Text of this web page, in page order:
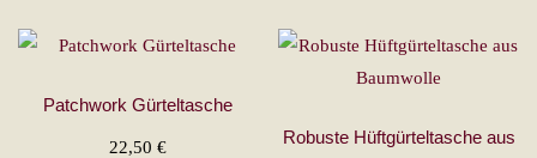
Patchwork Gürteltasche
22,50€
Robuste Hüftgürteltasche aus